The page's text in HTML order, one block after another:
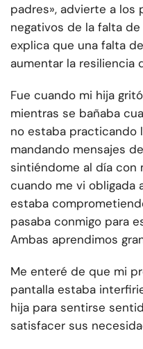
padres», advierte a
negativos de la falta
explica que una falta
aumentar la resiliencia
Fue cuando mi hija
mientras se bañaba
no estaba practicando
mandando mensajes
sintiéndome al día con
cuando me vi obligada
estaba
pasaba conmigo para
Ambas aprendimos
Me enteré de que mi
pantalla estaba
hija para sentirse
satisfacer sus